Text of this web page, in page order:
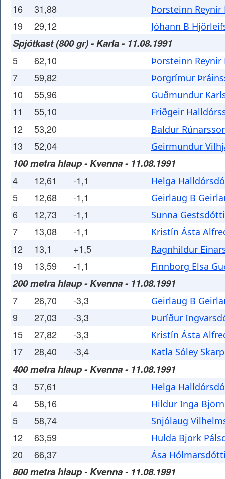
16 31,88 Þorsteinn Reynir
19 29,12 Jóhann B
Spjótkast (800 gr) - Karla - 11.08.1991
5 62,10 Þorsteinn Reynir
7 59,82 Þorgrímur
10 55,96 Guðmundur
11 55,10 Friðgeir
12 53,20 Baldur
13 52,04 Geirmundur
100 metra hlaup - Kvenna - 11.08.1991
4 12,61 -1,1 Helga
5 12,68 -1,1 Geirlaug B
6 12,73 -1,1 Sunna
7 13,08 -1,1 Kristín Ásta
12 13,1 +1,5 Ragnhildur
19 13,59 -1,1 Finnborg Elsa
200 metra hlaup - Kvenna - 11.08.1991
7 26,70 -3,3 Geirlaug B
9 27,03 -3,3 Þuríður
15 27,82 -3,3 Kristín Ásta
17 28,40 -3,4 Katla Sóley
400 metra hlaup - Kvenna - 11.08.1991
3 57,61 Helga
4 58,16 Hildur Inga
5 58,74 Snjólaug
12 63,59 Hulda Björk
20 66,37 Ása
800 metra hlaup - Kvenna - 11.08.1991